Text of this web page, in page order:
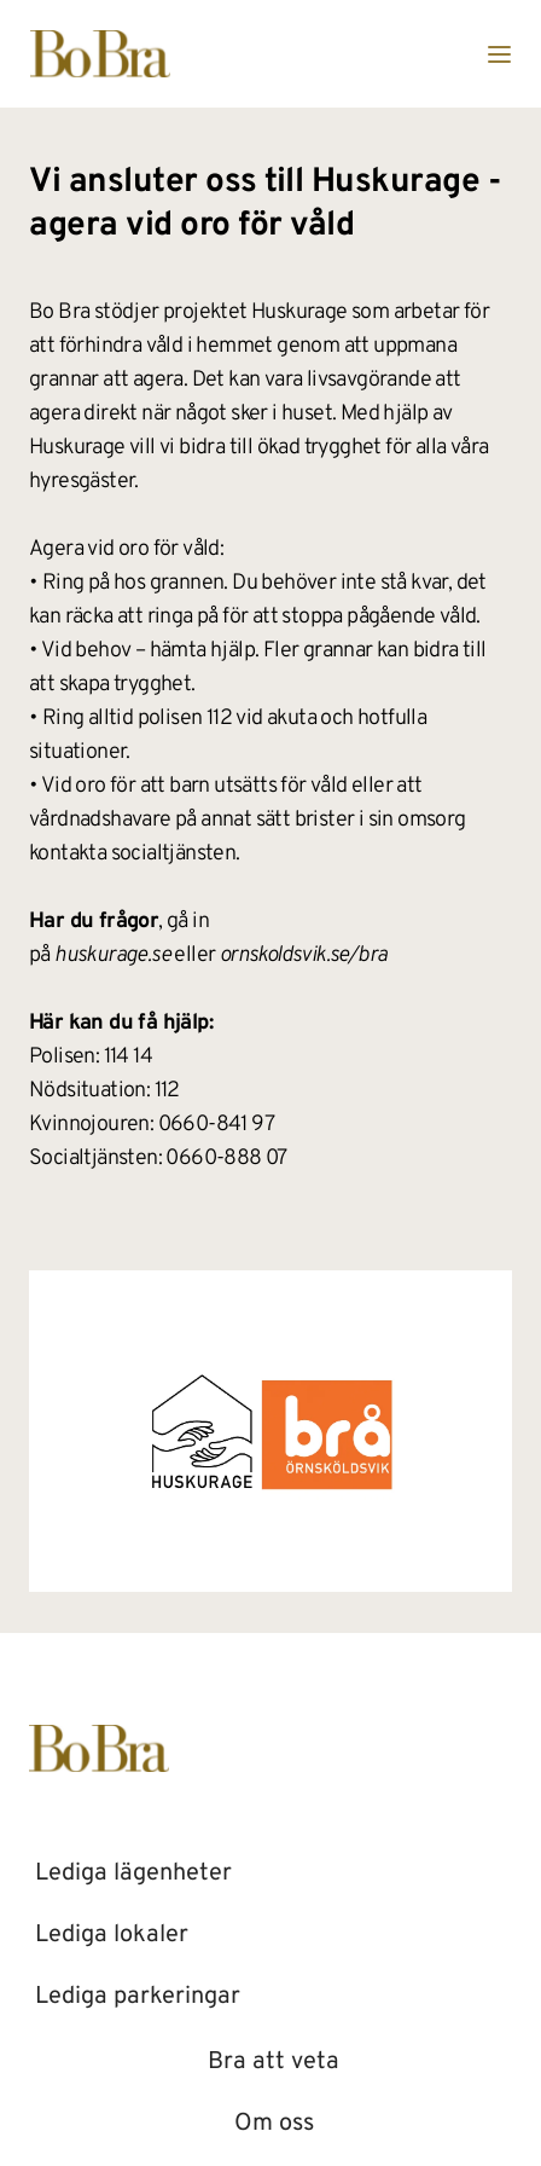
Vi ansluter oss till Huskurage -
agera vid oro för våld
Bo Bra stödjer projektet Huskurage som arbetar för
att förhindra våld i hemmet genom att uppmana
grannar att agera. Det kan vara livsavgörande att
agera direkt när något sker i huset. Med hjälp av
Huskurage vill vi bidra till ökad trygghet för alla våra
hyresgäster.
Agera vid oro för våld:
• Ring på hos grannen. Du behöver inte stå kvar, det
kan räcka att ringa på för att stoppa pågående våld.
• Vid behov – hämta hjälp. Fler grannar kan bidra till
att skapa trygghet.
• Ring alltid polisen 112 vid akuta och hotfulla
situationer.
• Vid oro för att barn utsätts för våld eller att
vårdnadshavare på annat sätt brister i sin omsorg
kontakta socialtjänsten.
Har du frågor, gå in
på huskurage.se eller ornskoldsvik.se/bra
Här kan du få hjälp:
Polisen: 114 14
Nödsituation: 112
Kvinnojouren: 0660-841 97
Socialtjänsten: 0660-888 07
Lediga lägenheter
Lediga lokaler
Lediga parkeringar
Bra att veta
Om oss